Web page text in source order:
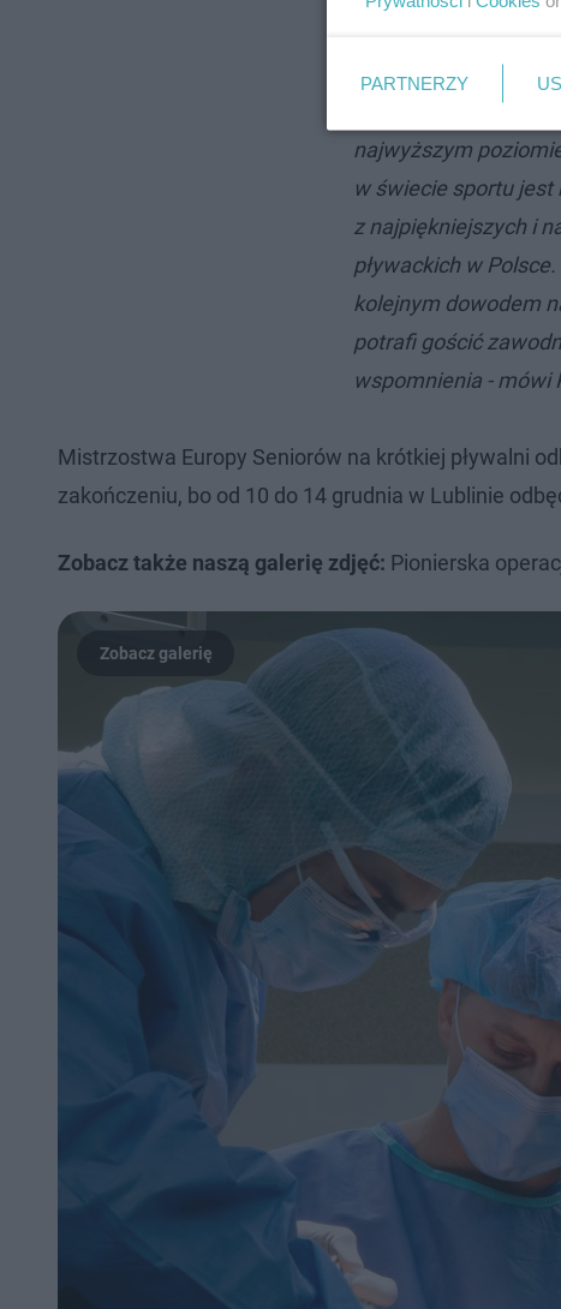
dotychczasowych
wiarygodnym i
najwyższym
w świecie sportu
z najpiękniejszych i
pływackich w
kolejnym dowodem
potrafi gościć
wspomnienia - mówi
Mistrzostwa Europy Seniorów na krótkiej pływalni
zakończeniu, bo od 10 do 14 grudnia w Lublinie
Zobacz także naszą galerię zdjęć: Pionierska
PARTNERZY